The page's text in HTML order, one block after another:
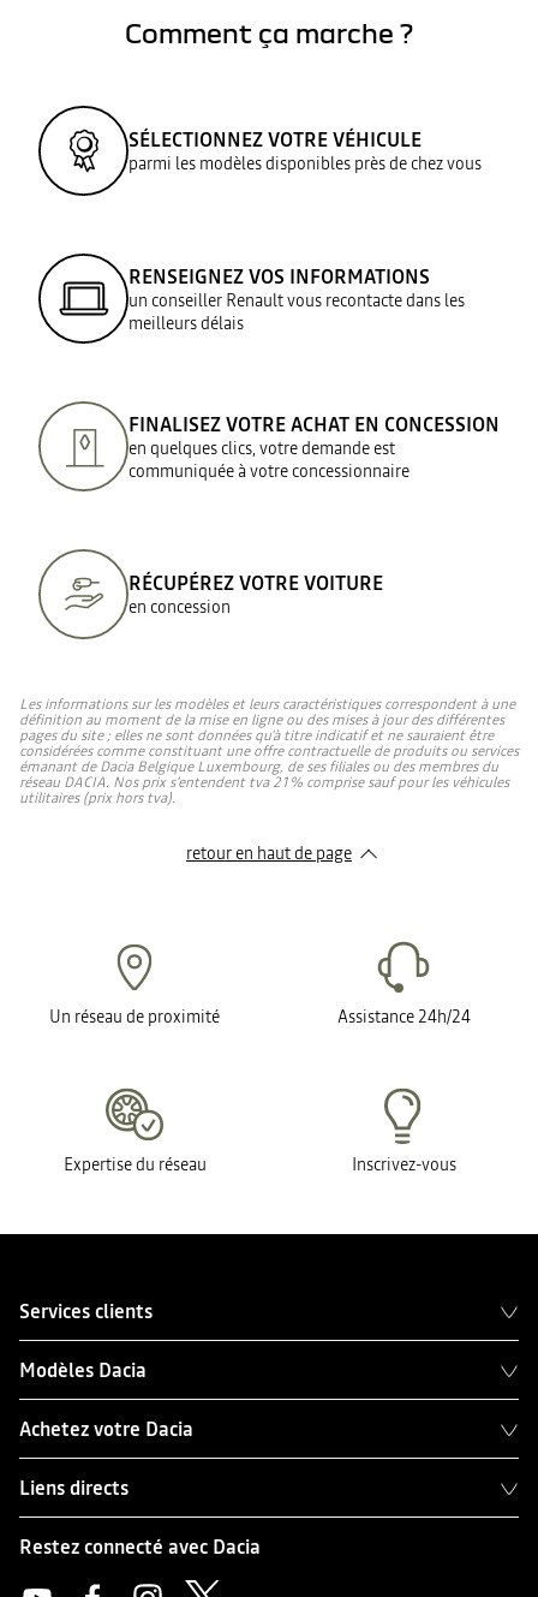
Comment ça marche ?
SÉLECTIONNEZ VOTRE VÉHICULE
parmi les modèles disponibles près de chez vous
RENSEIGNEZ VOS INFORMATIONS
un conseiller Renault vous recontacte dans les
meilleurs délais
FINALISEZ VOTRE ACHAT EN CONCESSION
en quelques clics, votre demande est
communiquée à votre concessionnaire
RÉCUPÉREZ VOTRE VOITURE
en concession
Les informations sur les modèles et leurs caractéristiques correspondent à une
définition au moment de la mise en ligne ou des mises à jour des différentes
pages du site ; elles ne sont données qu'à titre indicatif et ne sauraient être
considérées comme constituant une offre contractuelle de produits ou services
émanant de Dacia Belgique Luxembourg, de ses filiales ou des membres du
réseau DACIA. Nos prix s’entendent tva 21% comprise sauf pour les véhicules
utilitaires (prix hors tva).
retour en haut de page​
Un réseau de proximité Assistance 24h/24
Expertise du réseau Inscrivez-vous
Services clients
Modèles Dacia
Achetez votre Dacia
Liens directs
Restez connecté avec Dacia